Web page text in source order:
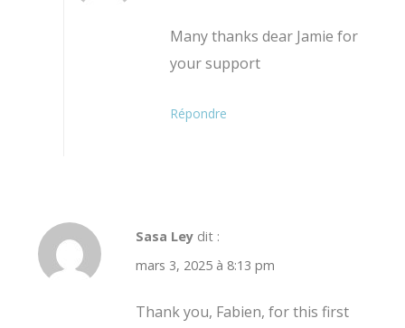
Many thanks dear Jamie for
your support
Répondre
Sasa Ley dit :
mars 3, 2025 à 8:13 pm
Thank you, Fabien, for this first